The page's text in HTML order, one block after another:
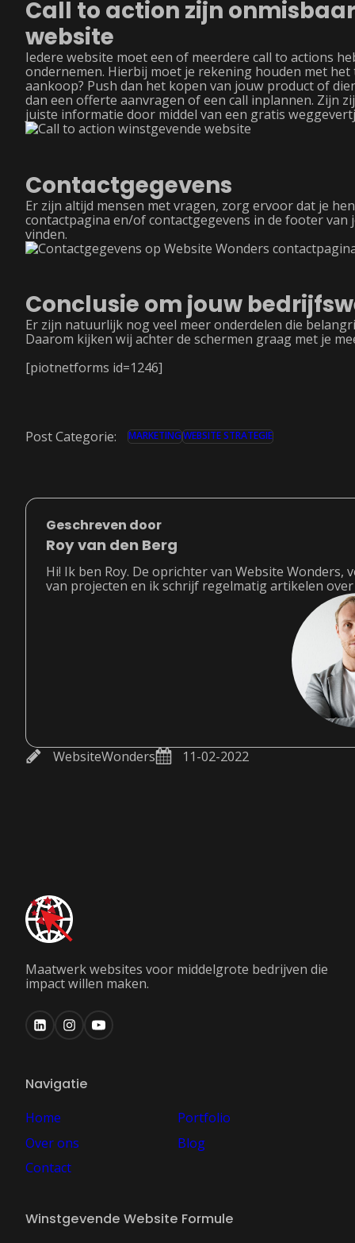
WebsiteWonders 11-02-2022
Call to action zijn
website
Iedere website moet een of meerdere call to actions
ondernemen. Hierbij moet je rekening houden met
aankoop? Push dan het kopen van jouw product of
dan een offerte aanvragen of een call inplannen. Zijn
juiste informatie door middel van een gratis
Contactgegevens
Er zijn altijd mensen met vragen, zorg ervoor dat je
contactpagina en/of contactgegevens in de footer
vinden.
Conclusie om jouw
Er zijn natuurlijk nog veel meer onderdelen die
Daarom kijken wij achter de schermen graag met je
[piotnetforms id=1246]
Post Categorie: MARKETINGWEBSITE STRATEGIE
Geschreven door
Roy van den Berg
Hi! Ik ben Roy. De oprichter van Website
van projecten en ik schrijf regelmatig artikelen
Maatwerk websites voor middelgrote bedrijven die
impact willen maken.
Navigatie
Home
Portfolio
Over ons
Blog
Contact
Winstgevende Website Formule